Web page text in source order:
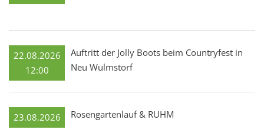
22.08.2026
12:00
Auftritt der Jolly Boots beim Countryfest in
Neu Wulmstorf
23.08.2026 Rosengartenlauf & RUHM